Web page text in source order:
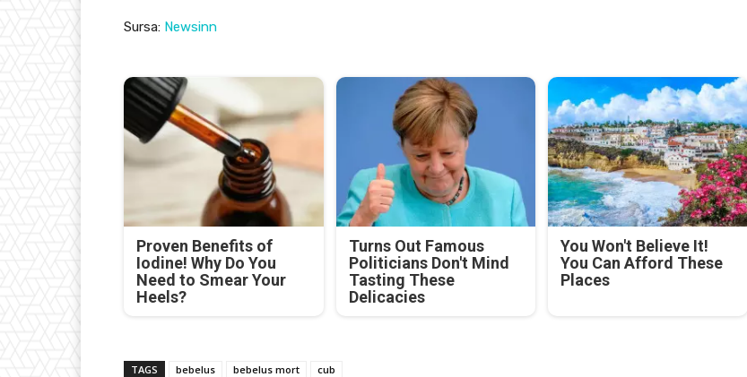
Sursa: Newsinn
Proven Benefits of
Iodine! Why Do You
Need to Smear Your
Heels?
Turns Out Famous
Politicians Don't Mind
Tasting These
Delicacies
You Won't Believe It!
You Can Afford These
Places
TAGS bebelus bebelus mort cub